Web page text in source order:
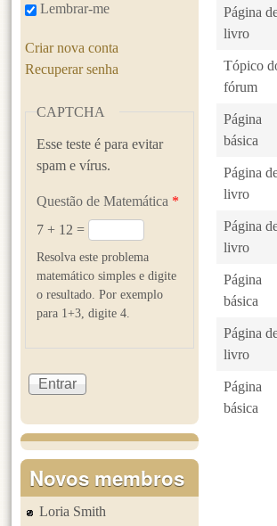
Página
livro
Tópico
fórum
Página
básica
Página
livro
Página
livro
Página
básica
Página
livro
Página
básica
Lembrar-me
Criar nova conta
Recuperar senha
CAPTCHA
Esse teste é para evitar
spam e vírus.
Questão de Matemática *
7 + 12 =
Resolva este problema
matemático simples e digite
o resultado. Por exemplo
para 1+3, digite 4.
Novos membros
Loria Smith